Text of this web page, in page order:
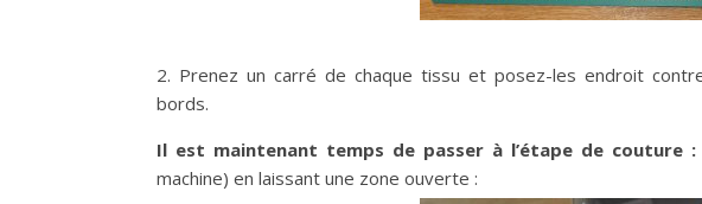
2. Prenez un carré de chaque tissu et posez-les endroit
bords.
Il est maintenant temps de passer à l’étape de couture :
machine) en laissant une zone ouverte :